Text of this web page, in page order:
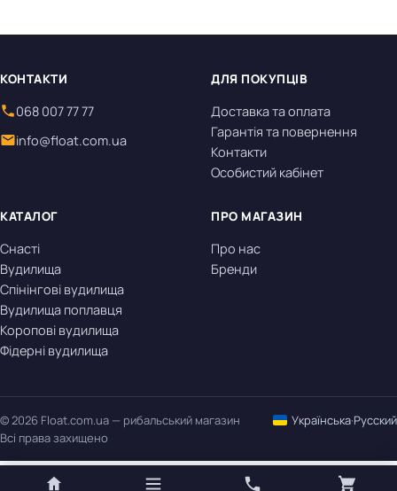
КОНТАКТИ
068 007 77 77
info@float.com.ua
ДЛЯ ПОКУПЦІВ
Доставка та оплата
Гарантія та повернення
Контакти
Особистий кабінет
КАТАЛОГ
Снасті
Вудилища
Спінінгові вудилища
Вудилища поплавця
Коропові вудилища
Фідерні вудилища
ПРО МАГАЗИН
Про нас
Бренди
© 2026 Float.com.ua — рибальський магазин Українська·Русский
Всі права захищено